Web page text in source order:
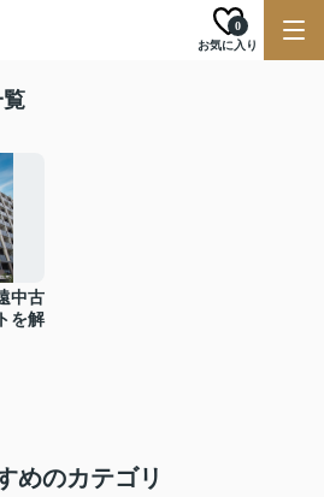
お気に入り
0
中古
を解
めのカテゴリ